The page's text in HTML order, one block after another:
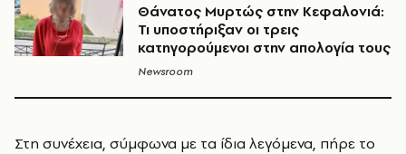
Θάνατος Μυρτώς στην Κεφαλονιά:
Τι υποστήριξαν οι τρεις
κατηγορούμενοι στην απολογία τους
Newsroom
Στη συνέχεια, σύμφωνα με τα ίδια λεγόμενα, πήρε το